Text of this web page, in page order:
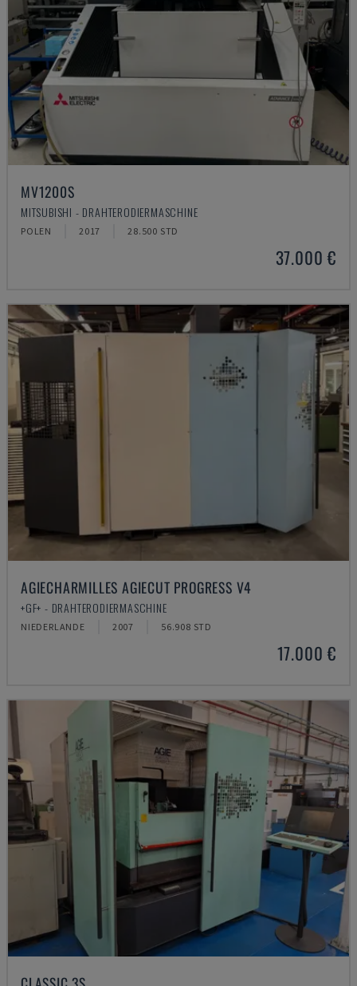
MV1200S
MITSUBISHI - DRAHTERODIERMASCHINE
POLEN 2017 28.500 STD
37.000 €
AGIECHARMILLES AGIECUT PROGRESS V4
+GF+ - DRAHTERODIERMASCHINE
NIEDERLANDE 2007 56.908 STD
17.000 €